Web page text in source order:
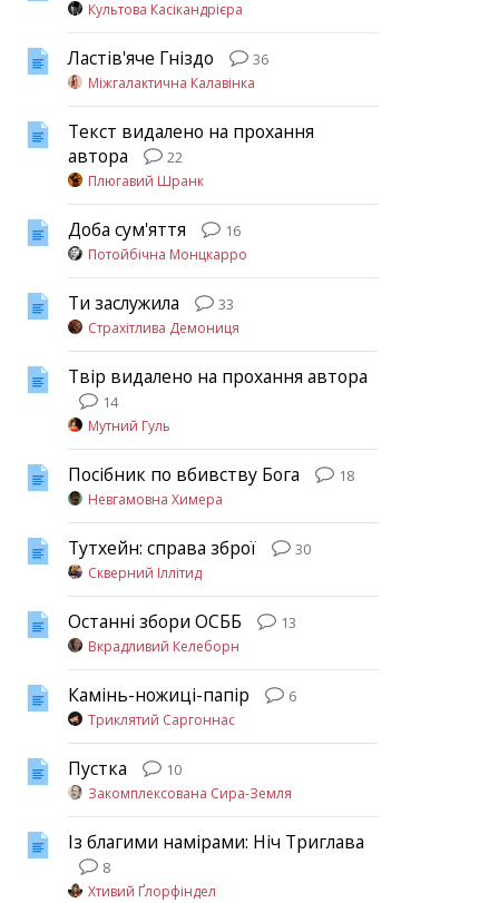
Культова Касікандрієра
Ластів'яче Гніздо
36
Міжгалактична Калавінка
Текст видалено на прохання
автора
22
Плюгавий Шранк
Доба сум'яття
16
Потойбічна Монцкарро
Ти заслужила
33
Страхітлива Демониця
Твір видалено на прохання автора
14
Мутний Гуль
Посібник по вбивству Бога
18
Невгамовна Химера
Тутхейн: справа зброї
30
Скверний Іллітид
Останні збори ОСББ
13
Вкрадливий Келеборн
Камінь-ножиці-папір
6
Триклятий Саргоннас
Пустка
10
Закомплексована Сира-Земля
Із благими намірами: Ніч Триглава
8
Хтивий Ґлорфіндел